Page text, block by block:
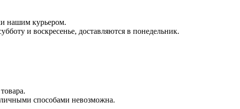
нашим курьером.
и воскресенье, доставляются в понедельник.
способами невозможна.